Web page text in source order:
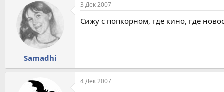
Samadhi
3 Дек 2007
Сижу с попкорном, где кино, где
4 Дек 2007